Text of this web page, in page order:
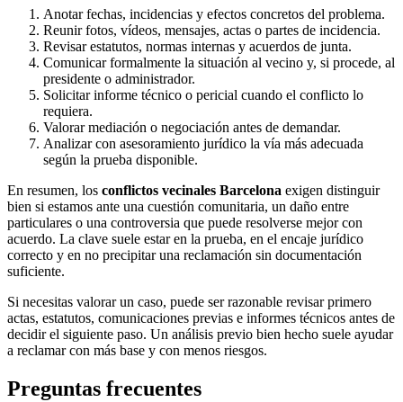
Anotar fechas, incidencias y efectos concretos del problema.
Reunir fotos, vídeos, mensajes, actas o partes de incidencia.
Revisar estatutos, normas internas y acuerdos de junta.
Comunicar formalmente la situación al vecino y, si procede, al
presidente o administrador.
Solicitar informe técnico o pericial cuando el conflicto lo
requiera.
Valorar mediación o negociación antes de demandar.
Analizar con asesoramiento jurídico la vía más adecuada
según la prueba disponible.
En resumen, los conflictos vecinales Barcelona exigen distinguir
bien si estamos ante una cuestión comunitaria, un daño entre
particulares o una controversia que puede resolverse mejor con
acuerdo. La clave suele estar en la prueba, en el encaje jurídico
correcto y en no precipitar una reclamación sin documentación
suficiente.
Si necesitas valorar un caso, puede ser razonable revisar primero
actas, estatutos, comunicaciones previas e informes técnicos antes de
decidir el siguiente paso. Un análisis previo bien hecho suele ayudar
a reclamar con más base y con menos riesgos.
Preguntas frecuentes